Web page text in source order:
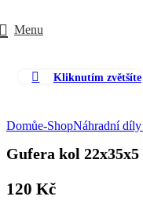
Menu
Kliknutím zvětšíte
Domůe-ShopNáhradní
Gufera kol
120 Kč